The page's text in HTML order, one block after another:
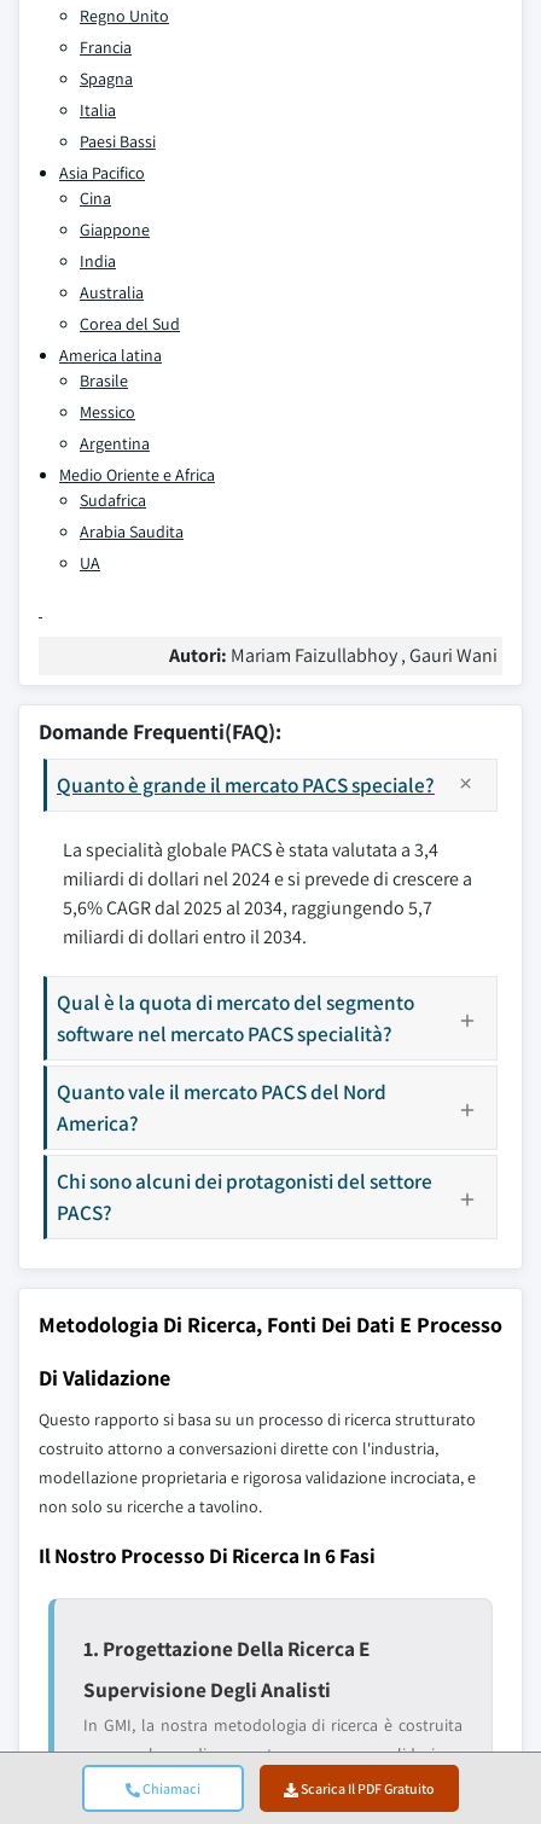
Chiamaci Scarica Il PDF Gratuito
Regno Unito
Francia
Spagna
Italia
Paesi Bassi
Asia Pacifico
Cina
Giappone
India
Australia
Corea del Sud
America latina
Brasile
Messico
Argentina
Medio Oriente e Africa
Sudafrica
Arabia Saudita
UA
Autori: Mariam Faizullabhoy , Gauri Wani
Domande Frequenti(FAQ):
Quanto è grande il mercato PACS speciale?
La specialità globale PACS è stata valutata a 3,4
miliardi di dollari nel 2024 e si prevede di crescere a
5,6% CAGR dal 2025 al 2034, raggiungendo 5,7
miliardi di dollari entro il 2034.
Qual è la quota di mercato del segmento
software nel mercato PACS specialità?
Quanto vale il mercato PACS del Nord
America?
Chi sono alcuni dei protagonisti del settore
PACS?
Metodologia Di Ricerca, Fonti Dei Dati E Processo
Di Validazione
Questo rapporto si basa su un processo di ricerca strutturato
costruito attorno a conversazioni dirette con l'industria,
modellazione proprietaria e rigorosa validazione incrociata, e
non solo su ricerche a tavolino.
Il Nostro Processo Di Ricerca In 6 Fasi
1. Progettazione Della Ricerca E
Supervisione Degli Analisti
In GMI, la nostra metodologia di ricerca è costruita
su una base di competenza umana, validazione
rigorosa e completa trasparenza. Ogni insight, analisi
delle tendenze e previsione nei nostri rapporti è